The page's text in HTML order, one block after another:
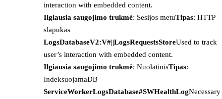
interaction with embedded content.
Ilgiausia saugojimo trukmė: Sesijos metuTipas: HTTP
slapukas
LogsDatabaseV2:V#||LogsRequestsStoreUsed to track
user’s interaction with embedded content.
Ilgiausia saugojimo trukmė: NuolatinisTipas:
IndeksuojamaDB
ServiceWorkerLogsDatabase#SWHealthLogNecessary